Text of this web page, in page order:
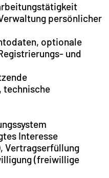
persönlicher
optionale
und
technische
Interesse
Vertragserfüllung
(freiwillige